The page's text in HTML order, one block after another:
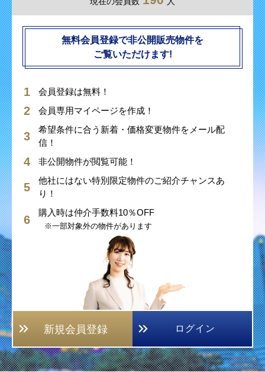
無料会員登録で非公開販売物件を
ご覧いただけます!
会員登録は無料！
会員専用マイページを作成！
希望条件に合う新着・価格変更物件をメール配
信！
非公開物件が閲覧可能！
他社にはない特別限定物件のご紹介チャンスあ
り！
購入時は仲介手数料10％OFF
※一部対象外の物件があります
新規会員登録 ログイン